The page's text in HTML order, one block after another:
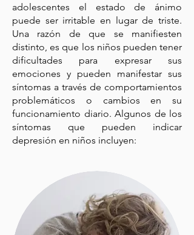
adolescentes el estado de ánimo
puede ser irritable en lugar de triste.
Una razón de que se manifiesten
distinto, es que los niños pueden tener
dificultades para expresar sus
emociones y pueden manifestar sus
síntomas a través de comportamientos
problemáticos o cambios en su
funcionamiento diario. Algunos de los
síntomas que pueden indicar
depresión en niños incluyen: